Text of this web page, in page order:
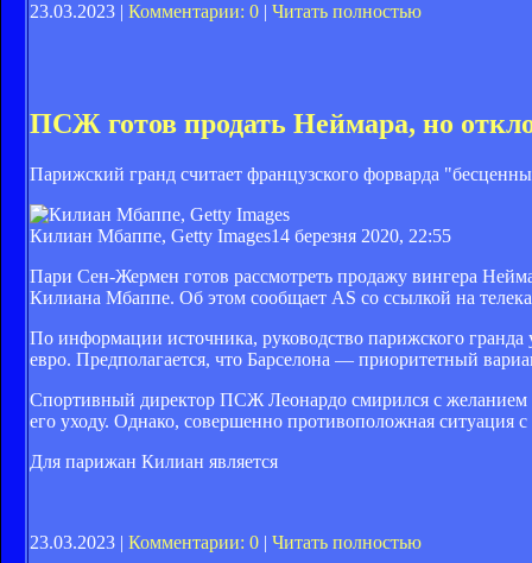
23.03.2023 | Комментарии: 0 | Читать полностью
ПСЖ готов продать Неймара, но
Парижский гранд считает французского форварда
Килиан Мбаппе, Getty Images14 березня 2020, 22:55
Пари Сен-Жермен готов рассмотреть продажу вингера
Килиана Мбаппе. Об этом сообщает AS со ссылкой на
По информации источника, руководство парижского гранда
евро. Предполагается, что Барселона — приоритетный
Спортивный директор ПСЖ Леонардо смирился с желанием
его уходу. Однако, совершенно противоположная ситуация
Для парижан Килиан является
23.03.2023 | Комментарии: 0 | Читать полностью